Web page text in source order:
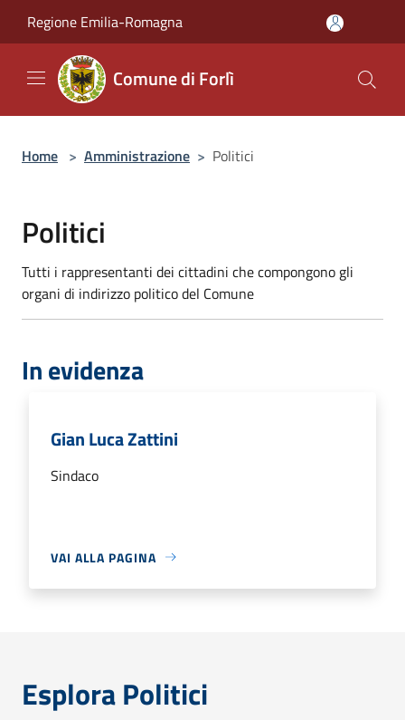
Regione Emilia-Romagna
Comune di Forlì
Home > Amministrazione > Politici
Politici
Tutti i rappresentanti dei cittadini che compongono gli
organi di indirizzo politico del Comune
In evidenza
Gian Luca Zattini
Sindaco
VAI ALLA PAGINA
Esplora Politici